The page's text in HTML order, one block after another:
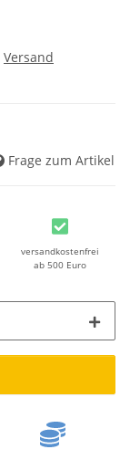
Versand
Frage zum Artikel
versandkostenfrei
ab 500 Euro